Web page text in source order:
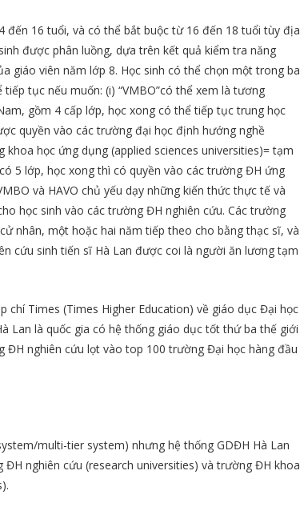
đến 16 tuổi, và có thể bắt buộc từ 16 đến 18 tuổi tùy địa
được phân luồng, dựa trên kết quả kiểm tra năng
giáo viên năm lớp 8. Học sinh có thể chọn một trong ba
tục nếu muốn: (i) “VMBO”có thể xem là tương
gồm 4 cấp lớp, học xong có thể tiếp tục trung học
quyền vào các trường đại học định hướng nghề
học ứng dụng (applied sciences universities)= tạm
5 lớp, học xong thì có quyền vào các trường ĐH ứng
và HAVO chủ yếu dạy những kiến thức thực tế và
học sinh vào các trường ĐH nghiên cứu. Các trường
nhân, một hoặc hai năm tiếp theo cho bằng thạc sĩ, và
cứu sinh tiến sĩ Hà Lan được coi là người ăn lương tạm
chí Times (Times Higher Education) về giáo dục Đại học
Lan là quốc gia có hệ thống giáo dục tốt thứ ba thế giới
nghiên cứu lọt vào top 100 trường Đại học hàng đầu
multi-tier system) nhưng hệ thống GDĐH Hà Lan
nghiên cứu (research universities) và trường ĐH khoa